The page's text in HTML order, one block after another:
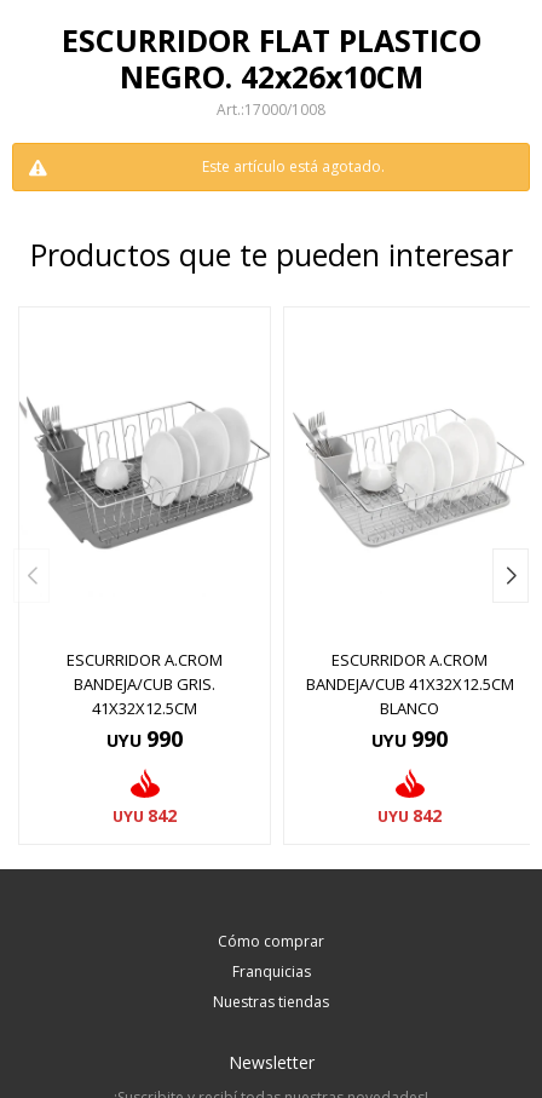
ESCURRIDOR FLAT PLASTICO
NEGRO. 42x26x10CM
17000/1008
Este artículo está agotado.
Productos que te pueden interesar
ESCURRIDOR A.CROM
BANDEJA/CUB GRIS.
41X32X12.5CM
UYU 990
UYU 842
ESCURRIDOR A.CROM
BANDEJA/CUB 41X32X12.5CM
BLANCO
UYU 990
UYU 842
Cómo comprar
Franquicias
Nuestras tiendas
Newsletter